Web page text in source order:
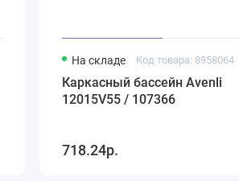
На складе Код товара: 8958064
Каркасный бассейн Avenli
12015V55 / 107366
718.24р.